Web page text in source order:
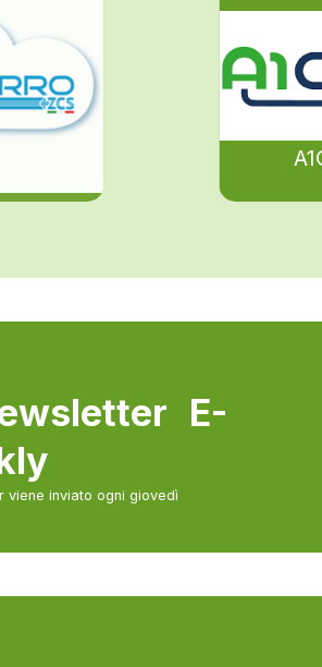
E-
viene inviato ogni giovedì